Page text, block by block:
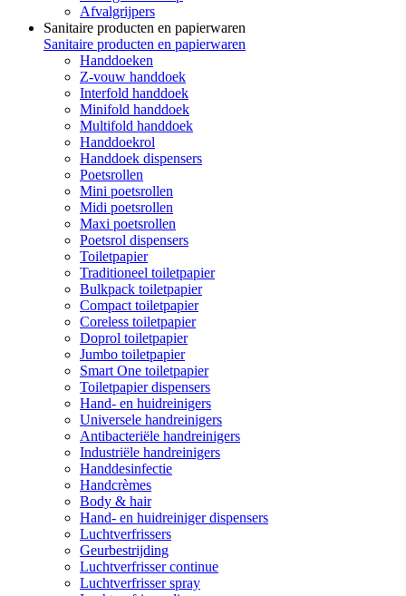
Afvalgrijpers
Sanitaire producten en papierwaren
Sanitaire producten en papierwaren
Handdoeken
Z-vouw handdoek
Interfold handdoek
Minifold handdoek
Multifold handdoek
Handdoekrol
Handdoek dispensers
Poetsrollen
Mini poetsrollen
Midi poetsrollen
Maxi poetsrollen
Poetsrol dispensers
Toiletpapier
Traditioneel toiletpapier
Bulkpack toiletpapier
Compact toiletpapier
Coreless toiletpapier
Doprol toiletpapier
Jumbo toiletpapier
Smart One toiletpapier
Toiletpapier dispensers
Hand- en huidreinigers
Universele handreinigers
Antibacteriële handreinigers
Industriële handreinigers
Handdesinfectie
Handcrèmes
Body & hair
Hand- en huidreiniger dispensers
Luchtverfrissers
Geurbestrijding
Luchtverfrisser continue
Luchtverfrisser spray